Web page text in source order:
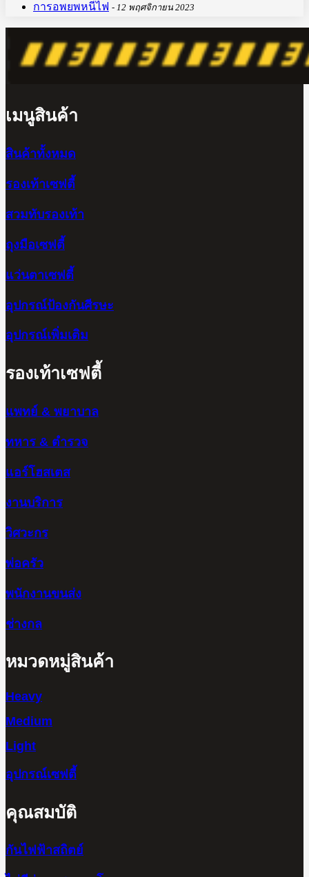
การอพยพหนีไฟ 12 พฤศจิกายน 2023
เมนูสินค้า
สินค้าทั้งหมด
รองเท้าเซฟตี้
สวมทับรองเท้า
ถุงมือเซฟตี้
แว่นตาเซฟตี้
อุปกรณ์ป้องกันศีรษะ
อุปกรณ์เพิ่มเติม
รองเท้าเซฟตี้
แพทย์ & พยาบาล
ทหาร & ตำรวจ
แอร์โฮสเตส
งานบริการ
วิศวะกร
พ่อครัว
พนักงานขนส่ง
ช่างกล
หมวดหมู่สินค้า
Heavy
Medium
Light
อุปกรณ์เซฟตี้
คุณสมบัติ
กันไฟฟ้าสถิตย์